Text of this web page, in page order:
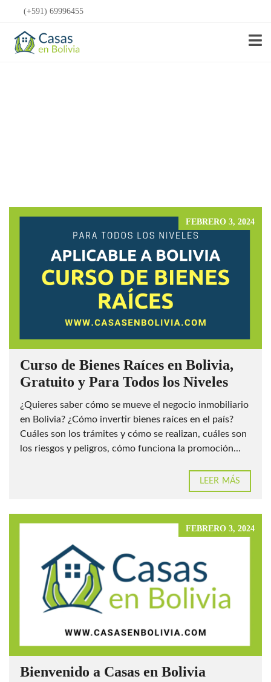
(+591) 69996455
Anunciar Gratis
FEBRERO 3, 2024
Curso de Bienes Raíces en Bolivia,
Gratuito y Para Todos los Niveles
¿Quieres saber cómo se mueve el negocio inmobiliario
en Bolivia? ¿Cómo invertir bienes raíces en el país?
Cuáles son los trámites y cómo se realizan, cuáles son
los riesgos y peligros, cómo funciona la promoción...
LEER MÁS
FEBRERO 3, 2024
Bienvenido a Casas en Bolivia